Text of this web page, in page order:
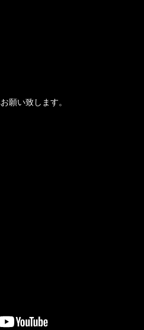
願い致します。